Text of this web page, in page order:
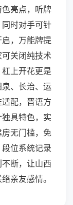
亮点，听牌
时对手可针
，万能牌提
关闭纯技术
上开花更是
、长治、运
配，晋语方
具特色，实
无门槛，免
位系统记录
断，让山西
亲友感情。